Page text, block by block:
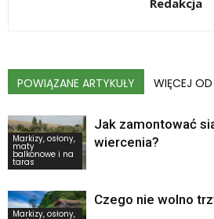
Redakcja
POWIĄZANE ARTYKUŁY WIĘCEJ
Markizy, osłony,
maty
balkonowe i na
taras
Jak zamontować
wiercenia?
Markizy, osłony,
Czego nie wolno